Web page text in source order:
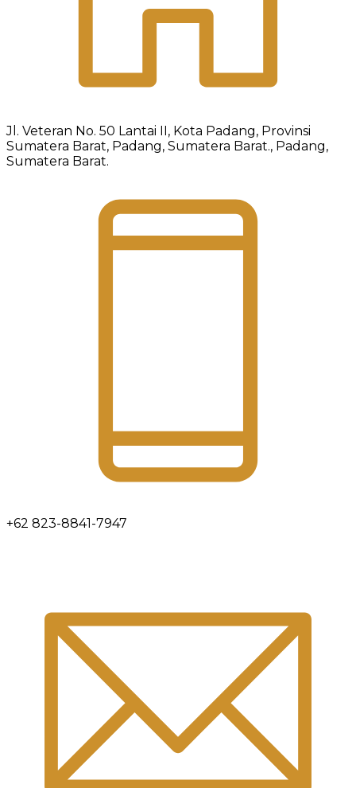
Jl. Veteran No. 50 Lantai II, Kota Padang, Provinsi
Sumatera Barat, Padang, Sumatera Barat., Padang,
Sumatera Barat.
+62 823-8841-7947